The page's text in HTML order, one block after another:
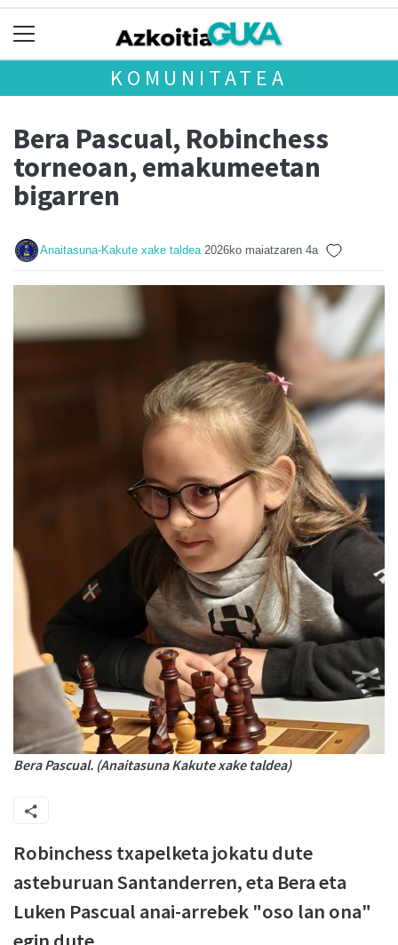
KOMUNITATEA
Bera Pascual, Robinchess
torneoan, emakumeetan
bigarren
Anaitasuna-Kakute xake taldea 2026ko maiatzaren 4a
Bera Pascual. (Anaitasuna Kakute xake taldea)
Robinchess txapelketa jokatu dute
asteburuan Santanderren, eta Bera eta
Luken Pascual anai-arrebek "oso lan ona"